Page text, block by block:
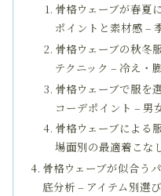
骨格ウェーブが春夏
ポイントと素材感 –
骨格ウェーブの秋冬
テクニック – 冷え・
骨格ウェーブで服を
コーデポイント – 男
骨格ウェーブによる
場面別の最適着こな
骨格ウェーブが似合う
底分析 – アイテム別選